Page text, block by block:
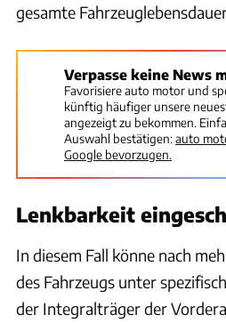
gesamte
Verpasse keine News
Favorisiere auto motor und
künftig häufiger unsere
angezeigt zu bekommen.
Auswahl bestätigen:auto
Google bevorzugen.
Lenkbarkeit
In diesem Fall könne nach
des Fahrzeugs unter
der Integralträger der